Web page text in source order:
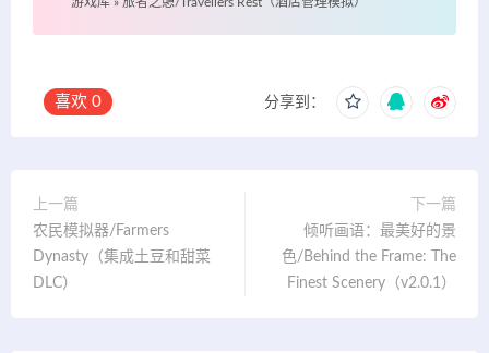
喜欢 0 分享到：
上一篇
农民模拟器/Farmers
Dynasty（集成土豆和甜菜
DLC）
下一篇
倾听画语：最美好的景
色/Behind the Frame: The
Finest Scenery（v2.0.1）